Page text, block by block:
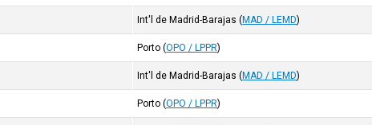
Int'l de Madrid-Barajas (MAD / LEMD)
Porto (OPO / LPPR)
Int'l de Madrid-Barajas (MAD / LEMD)
Porto (OPO / LPPR)